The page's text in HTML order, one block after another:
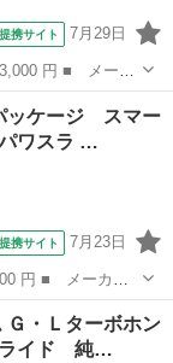
提携サイト 7月29日
■ グレード
ナビ バックカ
ッケージ スマー
ワスラ …
提携サイト 7月23日
名： Ｇ・Ｌパ
スラ ■ 排気量：
Ｇ・Ｌターボホン
ライド 純…